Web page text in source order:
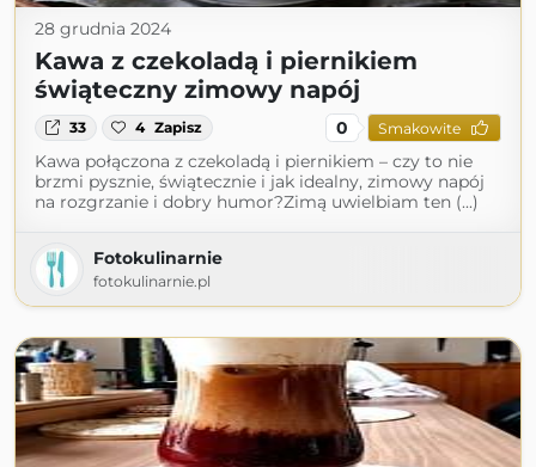
28 grudnia 2024
Kawa z czekoladą i piernikiem
świąteczny zimowy napój
33 4 Zapisz 0 Smakowite
Kawa połączona z czekoladą i piernikiem – czy to nie
brzmi pysznie, świątecznie i jak idealny, zimowy napój
na rozgrzanie i dobry humor?Zimą uwielbiam ten (...)
Fotokulinarnie
fotokulinarnie.pl